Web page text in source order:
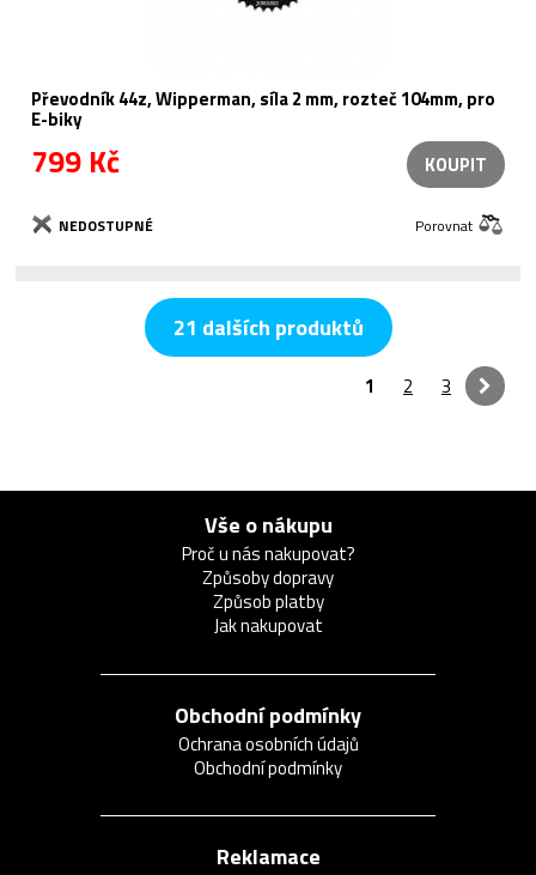
Převodník 44z, Wipperman, síla 2 mm, rozteč 104mm, pro
E-biky
799 Kč KOUPIT
NEDOSTUPNÉ Porovnat
21 dalších produktů
1 2 3
Vše o nákupu
Proč u nás nakupovat?
Způsoby dopravy
Způsob platby
Jak nakupovat
Obchodní podmínky
Ochrana osobních údajů
Obchodní podmínky
Reklamace